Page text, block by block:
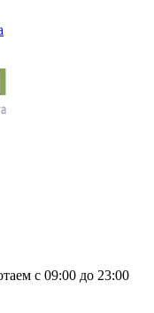
с 09:00 до 23:00